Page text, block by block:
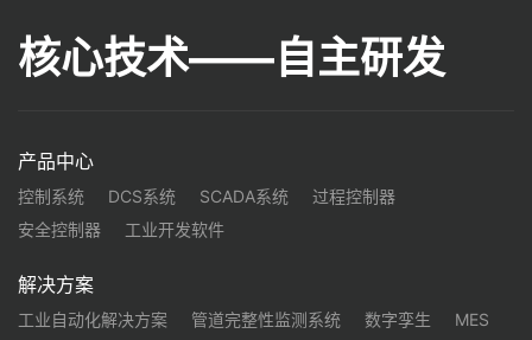
核心技术——自主研发
产品中心
控制系统 DCS系统 SCADA系统
过程控制器
安全控制器
工业开发软件
解决方案
工业自动化解决方案 管道完整性监测系统 数字孪生
MES